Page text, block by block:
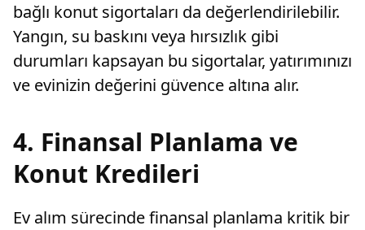
bağlı konut sigortaları da değerlendirilebilir.
Yangın, su baskını veya hırsızlık gibi
durumları kapsayan bu sigortalar, yatırımınızı
ve evinizin değerini güvence altına alır.
4. Finansal Planlama ve
Konut Kredileri
Ev alım sürecinde finansal planlama kritik bir